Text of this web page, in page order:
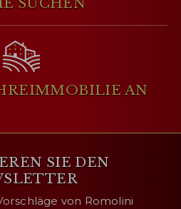
SUCHEN
IMMOBILIE AN
SIE DEN
von Romolini